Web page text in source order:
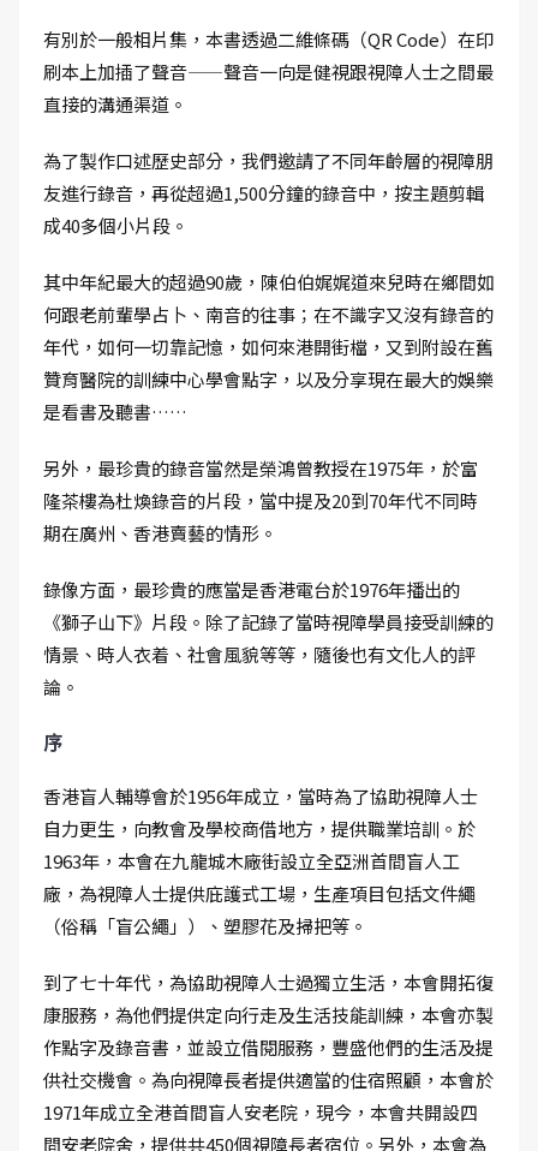
有別於一般相片集，本書透過二維條碼（QR Code）在印
刷本上加插了聲音——聲音一向是健視跟視障人士之間最
直接的溝通渠道。
為了製作口述歷史部分，我們邀請了不同年齡層的視障朋
友進行錄音，再從超過1,500分鐘的錄音中，按主題剪輯
成40多個小片段。
其中年紀最大的超過90歲，陳伯伯娓娓道來兒時在鄉間如
何跟老前輩學占卜、南音的往事；在不識字又沒有錄音的
年代，如何一切靠記憶，如何來港開街檔，又到附設在舊
贊育醫院的訓練中心學會點字，以及分享現在最大的娛樂
是看書及聽書……
另外，最珍貴的錄音當然是榮鴻曾教授在1975年，於富
隆茶樓為杜煥錄音的片段，當中提及20到70年代不同時
期在廣州、香港賣藝的情形。
錄像方面，最珍貴的應當是香港電台於1976年播出的
《獅子山下》片段。除了記錄了當時視障學員接受訓練的
情景、時人衣着、社會風貌等等，隨後也有文化人的評
論。
序
香港盲人輔導會於1956年成立，當時為了協助視障人士
自力更生，向教會及學校商借地方，提供職業培訓。於
1963年，本會在九龍城木廠街設立全亞洲首間盲人工
廠，為視障人士提供庇護式工場，生產項目包括文件繩
（俗稱「盲公繩」）、塑膠花及掃把等。
到了七十年代，為協助視障人士過獨立生活，本會開拓復
康服務，為他們提供定向行走及生活技能訓練，本會亦製
作點字及錄音書，並設立借閱服務，豐盛他們的生活及提
供社交機會。為向視障長者提供適當的住宿照顧，本會於
1971年成立全港首間盲人安老院，現今，本會共開設四
間安老院舍，提供共450個視障長者宿位。另外，本會為